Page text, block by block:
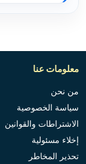
معلومات عنا
من نحن
سياسة الخصوصية
الاشتراطات والقوانين
إخلاء مسئولية
تحذير المخاطر